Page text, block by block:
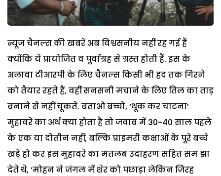
न्यूज चैनल्स की खबरें अब विश्वसनीय नहीं रह गई हैं
क्योंकि ये प्रायोजित व पूर्वाग्रह से ग्रस्त होती हैं. इस के
अलावा टीआरपी के लिए चैनल्स किसी भी हद तक गिरने
को तैयार रहते हैं, वहीं सनसनी मचाने के लिए तिल का ताड़
बनाने से नहीं चूकते. बताओ बच्चो, ‘थूक कर चाटना’
मुहावरे का अर्थ क्या होता है तो जवाब में 30-40 साल पहले
के एक या दोतीन नहीं, बल्कि प्राइमरी कक्षाओं के पूरे बच्चे
खड़े हो कर इस मुहावरे का मतलब उदाहरण सहित सम झा
देते थे, ‘मोहन ने जंगल में शेर को पछाड़ा लेकिन जिरह